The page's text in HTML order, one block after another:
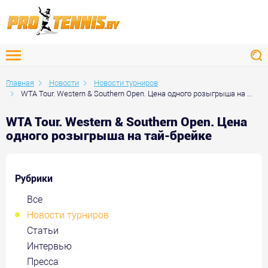
Главная Новости
Новости турниров
WTA Tour. Western & Southern Open. Цена одного розыгрыша на ...
WTA Tour. Western & Southern Open. Цена
одного розыгрыша на тай-брейке
Рубрики
Все
Новости турниров
Статьи
Интервью
Пресса